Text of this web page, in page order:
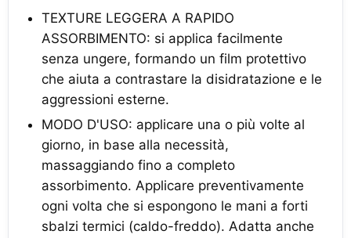
TEXTURE LEGGERA A RAPIDO
ASSORBIMENTO: si applica facilmente
senza ungere, formando un film protettivo
che aiuta a contrastare la disidratazione e le
aggressioni esterne.
MODO D'USO: applicare una o più volte al
giorno, in base alla necessità,
massaggiando fino a completo
assorbimento. Applicare preventivamente
ogni volta che si espongono le mani a forti
sbalzi termici (caldo-freddo). Adatta anche